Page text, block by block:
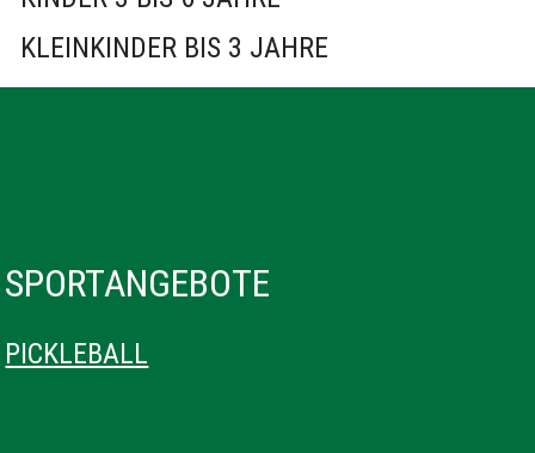
KLEINKINDER BIS 3 JAHRE
SPORTANGEBOTE
PICKLEBALL